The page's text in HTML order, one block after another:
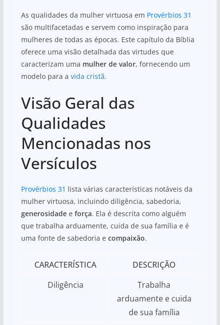
As qualidades da mulher virtuosa em Provérbios 31
são multifacetadas e servem como inspiração para
mulheres de todas as épocas. Este capítulo da Bíblia
oferece uma visão detalhada das virtudes que
caracterizam uma mulher de valor, fornecendo um
modelo para a vida cristã.
Visão Geral das
Qualidades
Mencionadas nos
Versículos
Provérbios 31 lista várias características notáveis da
mulher virtuosa, incluindo diligência, sabedoria,
generosidadee força. Ela é descrita como alguém
que trabalha arduamente, cuida de sua família e é
uma fonte de sabedoria e compaixão.
CARACTERÍSTICA
DESCRIÇÃO
Diligência
Trabalha
arduamente e cuida
de sua família